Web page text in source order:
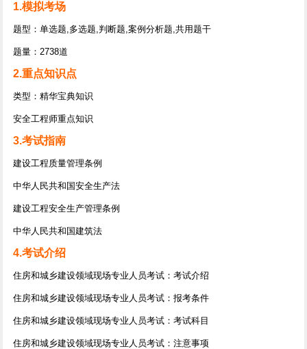
1.模拟考场
题型：单选题,多选题,判断题,案例分析题,共用题干
题量：2738道
2.重点知识点
类型：精华宝典知识
安全工程师重点知识
3.考试指南
建设工程质量管理条例
中华人民共和国安全生产法
建设工程安全生产管理条例
中华人民共和国建筑法
4.考试介绍
住房和城乡建设领域现场专业人员考试：考试介绍
住房和城乡建设领域现场专业人员考试：报考条件
住房和城乡建设领域现场专业人员考试：考试科目
住房和城乡建设领域现场专业人员考试：注意事项